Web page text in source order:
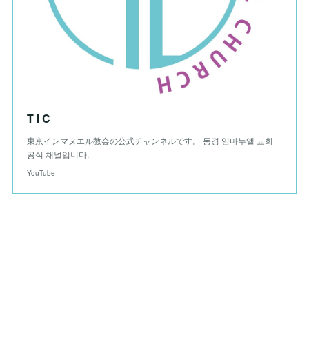
T I C
東京インマヌエル教会の公式チャンネルです。 동경 임마누엘 교회
공식 채널입니다.
YouTube